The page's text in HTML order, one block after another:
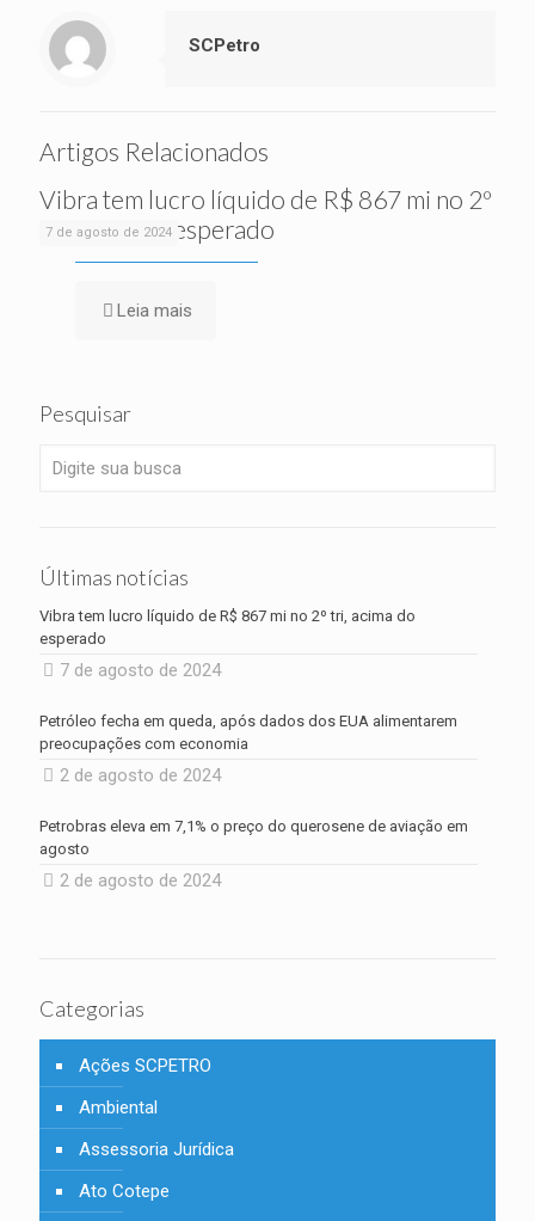
SCPetro
Artigos Relacionados
7 de agosto de 2024
Vibra tem lucro líquido de R$ 867 mi no 2º
tri, acima do esperado
Leia mais
Pesquisar
Últimas notícias
Vibra tem lucro líquido de R$ 867 mi no 2º tri, acima do
esperado
7 de agosto de 2024
Petróleo fecha em queda, após dados dos EUA alimentarem
preocupações com economia
2 de agosto de 2024
Petrobras eleva em 7,1% o preço do querosene de aviação em
agosto
2 de agosto de 2024
Categorias
Ações SCPETRO
Ambiental
Assessoria Jurídica
Ato Cotepe